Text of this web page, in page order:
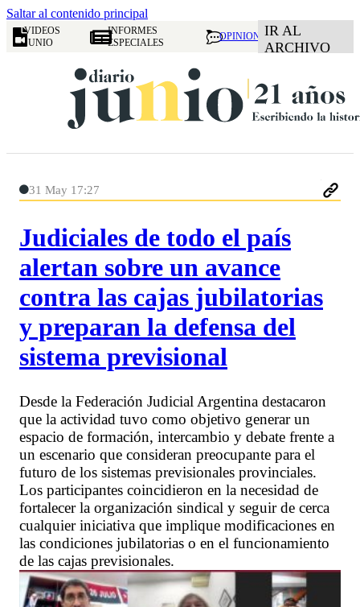
Saltar al contenido principal
VIDEOS
JUNIO
INFORMES
ESPECIALES
OPINION IR AL
ARCHIVO
31 May 17:27
Judiciales de todo el país
alertan sobre un avance
contra las cajas jubilatorias
y preparan la defensa del
sistema previsional
Desde la Federación Judicial Argentina destacaron
que la actividad tuvo como objetivo generar un
espacio de formación, intercambio y debate frente a
un escenario que consideran preocupante para el
futuro de los sistemas previsionales provinciales.
Los participantes coincidieron en la necesidad de
fortalecer la organización sindical y seguir de cerca
cualquier iniciativa que implique modificaciones en
las condiciones jubilatorias o en el funcionamiento
de las cajas previsionales.